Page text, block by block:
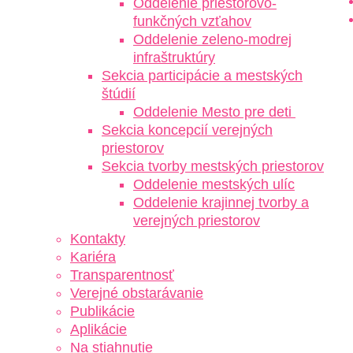
Oddelenie priestorovo-
funkčných vzťahov
Oddelenie zeleno-modrej
infraštruktúry
Sekcia participácie a mestských
štúdií
Oddelenie Mesto pre deti
Sekcia koncepcií verejných
priestorov
Sekcia tvorby mestských priestorov
Oddelenie mestských ulíc
Oddelenie krajinnej tvorby a
verejných priestorov
Kontakty
Kariéra
Transparentnosť
Verejné obstarávanie
Publikácie
Aplikácie
Na stiahnutie